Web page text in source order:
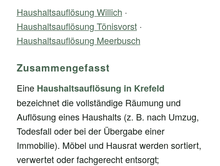
Haushaltsauflösung Willich ·
Haushaltsauflösung Tönisvorst·
Haushaltsauflösung Meerbusch
Zusammengefasst
Eine Haushaltsauflösung in Krefeld
bezeichnet die vollständige Räumung und
Auflösung eines Haushalts (z. B. nach Umzug,
Todesfall oder bei der Übergabe einer
Immobilie). Möbel und Hausrat werden sortiert,
verwertet oder fachgerecht entsorgt;